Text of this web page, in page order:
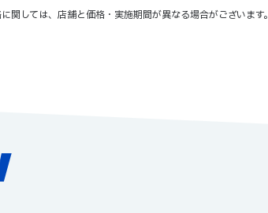
関しては、店舗と価格・実施期間が異なる場合がございます。